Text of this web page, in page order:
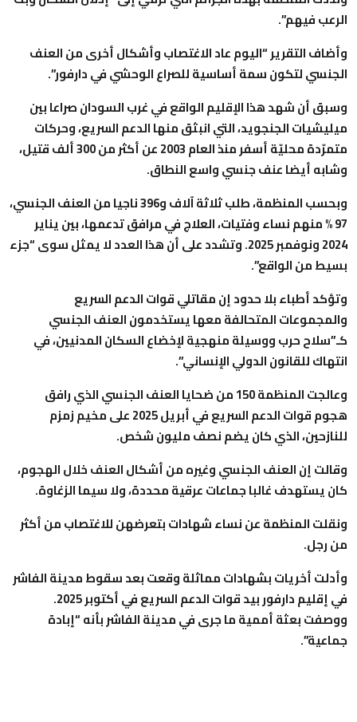
الرعب فيهم”.
وأضاف التقرير “اليوم عاد الاغتصاب وأشكال أخرى من العنف
الجنسي لتكون سمة أساسية للصراع الوحشي في دارفور”.
وسبق أن شهد هذا الإقليم الواقع في غرب السودان صراعا بين
ميليشيات الجنجويد، التي انبثق منها الدعم السريع، وحركات
متمرّدة محليّة أسفر منذ العام 2003 عن أكثر من 300 ألف قتيل،
وشابه أيضا عنف جنسي واسع النطاق.
وبحسب المنظمة، طلب ثلاثة آلاف و396 ناجيا من العنف الجنسي،
97 % منهم نساء وفتيات، العلاج في مرافق تدعمها، بين يناير
2024 ونوفمبر 2025. وتشدد على أن هذا العدد لا يمثل سوى “جزء
بسيط من الواقع”.
وتؤكد أطباء بلا حدود إن مقاتلي قوات الدعم السريع
والمجموعات المتحالفة معها يستخدمون العنف الجنسي
كـ”سلاح حرب ووسيلة منهجية لإخضاع السكان المدنيين، في
انتهاك للقانون الدولي الإنساني”.
وعالجت المنظمة 150 من ضحايا العنف الجنسي الذي رافق
هجوم قوات الدعم السريع في أبريل 2025 على مخيم زمزم
للنازحين، الذي كان يضم نصف مليون شخص.
وقالت إن العنف الجنسي وغيره من أشكال العنف خلال الهجوم،
كان يستهدف غالبا جماعات عرقية محددة، ولا سيما الزغاوة.
ونقلت المنظمة عن نساء شهادات بتعرضهن للاغتصاب من أكثر
من رجل.
وأدلت أخريات بشهادات مماثلة وقعت بعد سقوط مدينة الفاشر
في إقليم دارفور بيد قوات الدعم السريع في أكتوبر 2025.
ووصفت بعثة أممية ما جرى في مدينة الفاشر بأنه “إبادة
جماعية”.